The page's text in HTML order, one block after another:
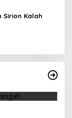
Sirion Kalah
dan Gus